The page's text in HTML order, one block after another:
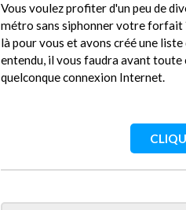
Vous voulez profiter d'un peu de
métro sans siphonner votre forfait
là pour vous et avons créé une
entendu, il vous faudra avant
quelconque connexion Internet.